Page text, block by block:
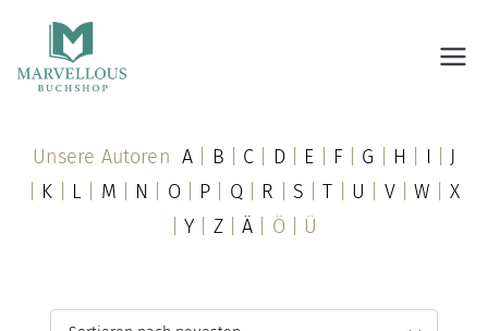
Unsere AutorenA B C D| E F G H I
J
K L M N O| P Q| R S |T U V|W
X
Y Z|Ä | Ö | Ü